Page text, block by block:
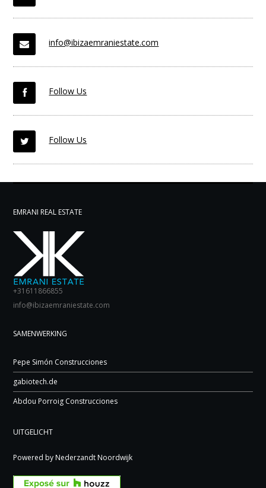
info@ibizaemraniestate.com
Follow Us
Follow Us
EMRANI REAL ESTATE
+31611866855
info@ibizaemraniestate.com
SAMENWERKING
Pepe Simón Construcciones
gabiotech.de
Abdou Porroig Construcciones
UITGELICHT
Powered by Nederzandt Noordwijk